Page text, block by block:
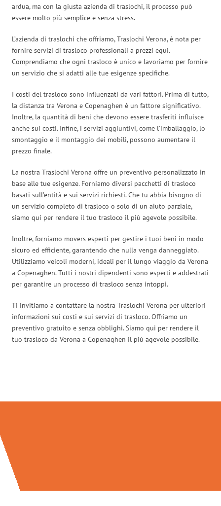
ardua, ma con la giusta azienda di traslochi, il processo può
essere molto più semplice e senza stress.
L’azienda di traslochi che offriamo, Traslochi Verona, è nota per
fornire servizi di trasloco professionali a prezzi equi.
Comprendiamo che ogni trasloco è unico e lavoriamo per fornire
un servizio che si adatti alle tue esigenze specifiche.
I costi del trasloco sono influenzati da vari fattori. Prima di tutto,
la distanza tra Verona e Copenaghen è un fattore significativo.
Inoltre, la quantità di beni che devono essere trasferiti influisce
anche sui costi. Infine, i servizi aggiuntivi, come l’imballaggio, lo
smontaggio e il montaggio dei mobili, possono aumentare il
prezzo finale.
La nostra Traslochi Verona offre un preventivo personalizzato in
base alle tue esigenze. Forniamo diversi pacchetti di trasloco
basati sull’entità e sui servizi richiesti. Che tu abbia bisogno di
un servizio completo di trasloco o solo di un aiuto parziale,
siamo qui per rendere il tuo trasloco il più agevole possibile.
Inoltre, forniamo movers esperti per gestire i tuoi beni in modo
sicuro ed efficiente, garantendo che nulla venga danneggiato.
Utilizziamo veicoli moderni, ideali per il lungo viaggio da Verona
a Copenaghen. Tutti i nostri dipendenti sono esperti e addestrati
per garantire un processo di trasloco senza intoppi.
Ti invitiamo a contattare la nostra Traslochi Verona per ulteriori
informazioni sui costi e sui servizi di trasloco. Offriamo un
preventivo gratuito e senza obblighi. Siamo qui per rendere il
tuo trasloco da Verona a Copenaghen il più agevole possibile.